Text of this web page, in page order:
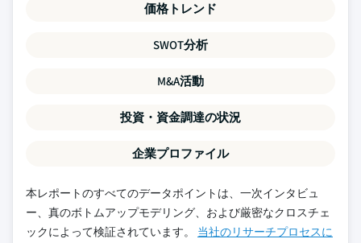
価格トレンド
SWOT分析
M&A活動
投資・資金調達の状況
企業プロファイル
本レポートのすべてのデータポイントは、一次インタビュ
ー、真のボトムアップモデリング、および厳密なクロスチェ
ックによって検証されています。 当社のリサーチプロセスに